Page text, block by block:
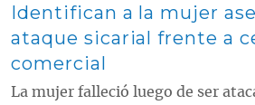
Identifican a la mujer
ataque sicarial frente a
comercial
La mujer falleció luego de ser